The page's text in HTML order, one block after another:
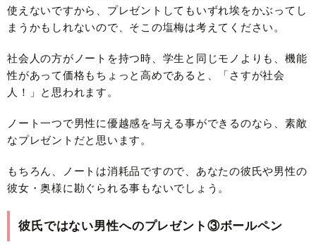
使えないですから、プレゼントしてもいずれ埃をかぶってし
まうかもしれないので、そこの塩梅は考えてください。
社会人の方がノートを持つ時、学生と同じモノよりも、機能
性があって価格もちょっと高めであると、「さすが社会
人！」と思われます。
ノート一つで男性に優越感を与える事ができるのなら、素敵
なプレゼントだと思います。
もちろん、ノートは消耗品ですので、あなたの彼氏や男性の
彼女・奥様に勘ぐられる事もないでしょう。
彼氏ではない男性へのプレゼント③ボールペン